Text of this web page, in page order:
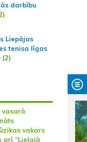
darbību
Liepājas
tenisa līgas
(2)
vasarā
vakars
arī “Lielajā